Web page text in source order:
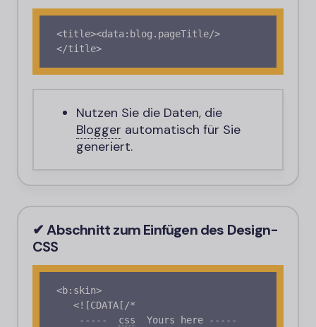
<title><data:blog.pageTitle/>
</title>
Nutzen Sie die Daten, die
Blogger automatisch für Sie
generiert.
✔ Abschnitt zum Einfügen des Design-
CSS
<b:skin>
    -----
css
Yours here -----